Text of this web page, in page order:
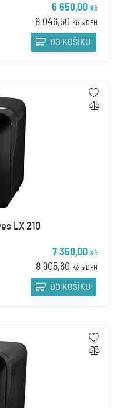
6 650,00 Kč
8 046,50 Kč s DPH
DO KOŠÍKU
LX 210
7 360,00 Kč
8 905,60 Kč s DPH
DO KOŠÍKU